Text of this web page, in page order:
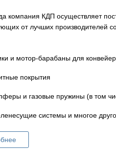
компания КДП осуществляет
от лучших производителей
и мотор-барабаны для
покрытия
и газовые пружины (в том
системы и многое